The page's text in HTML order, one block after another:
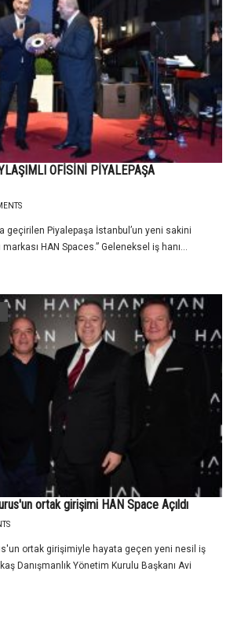
OFİSİNİ PİYALEPAŞA
geçirilen Piyalepaşa İstanbul’un yeni sakini
markası HAN Spaces.” Geleneksel iş hanı...
ortak girişimi HAN Space Açıldı
ortak girişimiyle hayata geçen yeni nesil iş
Danışmanlık Yönetim Kurulu Başkanı Avi